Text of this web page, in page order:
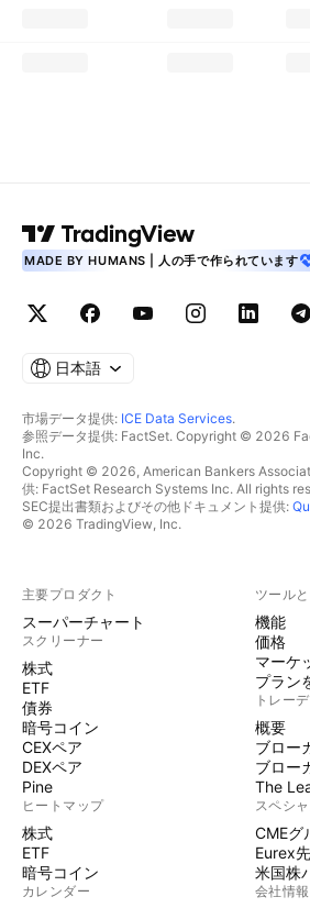
MADE BY HUMANS | 人の手で作られています
日本語
市場データ提供: ICE Data Services.
参照データ提供: FactSet. Copyright © 2026
Inc.
Copyright © 2026, American Bankers
供: FactSet Research Systems Inc. All rights
SEC提出書類およびその他ドキュメント提供:
© 2026 TradingView, Inc.
主要プロダクト
スーパーチャート
スクリーナー
株式
ETF
債券
暗号コイン
CEXペア
DEXペア
Pine
ヒートマップ
株式
ETF
暗号コイン
カレンダー
ツール
機能
価格
マーケ
プラン
トレー
概要
ブロー
ブロー
The
スペシ
CMEグ
Eurex
米国株
会社情報